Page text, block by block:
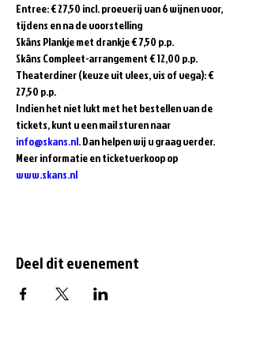
Entree: € 27,50 incl. proeverij van 6 wijnen voor,
tijdens en na de voorstelling
Skâns Plankje met drankje € 7,50 p.p.
Skâns Compleet-arrangement € 12,00 p.p.
Theaterdiner (keuze uit vlees, vis of vega): €
27,50 p.p.
Indien het niet lukt met het bestellen van de
tickets, kunt u een mail sturen naar
info@skans.nl. Dan helpen wij u graag verder.
Meer informatie en ticketverkoop op
www.skans.nl
Deel dit evenement